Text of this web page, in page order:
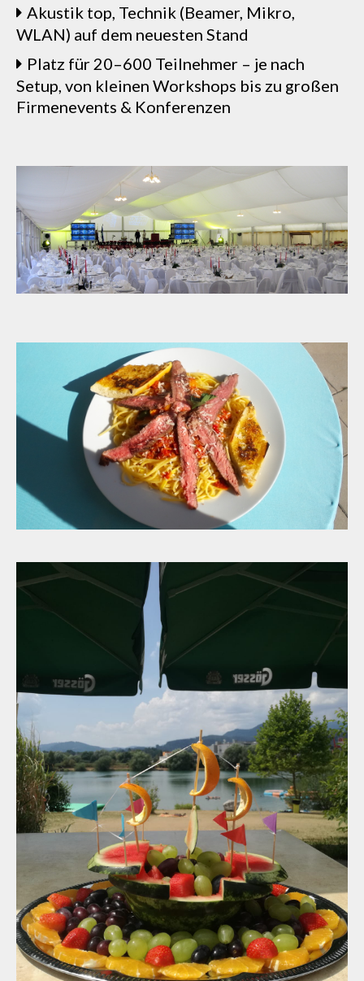
Akustik top, Technik (Beamer, Mikro,
WLAN) auf dem neuesten Stand
Platz für 20–600 Teilnehmer – je nach
Setup, von kleinen Workshops bis zu großen
Firmenevents & Konferenzen